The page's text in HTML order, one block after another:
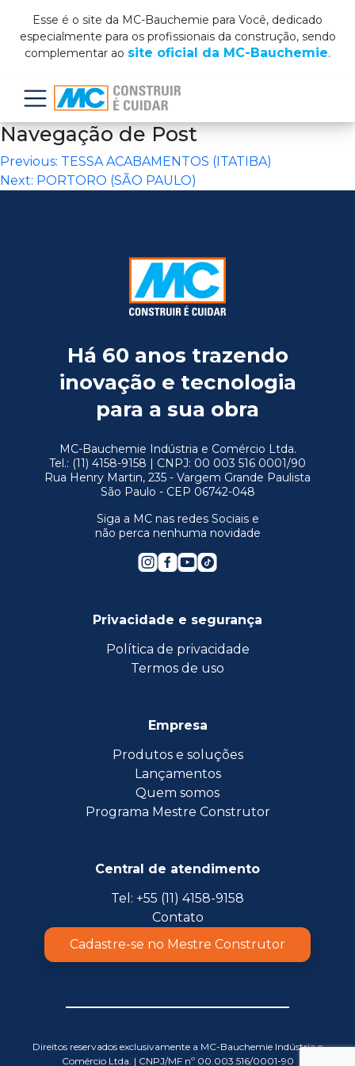
Esse é o site da MC-Bauchemie para Você, dedicado
especialmente para os profissionais da construção, sendo
complementar ao site oficial da MC-Bauchemie.
Menu
Navegação de Post
Previous: TESSA ACABAMENTOS (ITATIBA)
Next: PORTORO (SÃO PAULO)
Há 60 anos trazendo
inovação e tecnologia
para a sua obra
MC-Bauchemie Indústria e Comércio Ltda.
Tel.: (11) 4158-9158 | CNPJ: 00 003 516 0001/90
Rua Henry Martin, 235 - Vargem Grande Paulista
São Paulo - CEP 06742-048
Siga a MC nas redes Sociais e
não perca nenhuma novidade
Privacidade e segurança
Política de privacidade
Termos de uso
Empresa
Produtos e soluções
Lançamentos
Quem somos
Programa Mestre Construtor
Central de atendimento
Tel: +55 (11) 4158-9158
Contato
Cadastre-se no Mestre Construtor
Direitos reservados exclusivamente a MC-Bauchemie Indústria e
Comércio Ltda. | CNPJ/MF nº 00.003.516/0001-90